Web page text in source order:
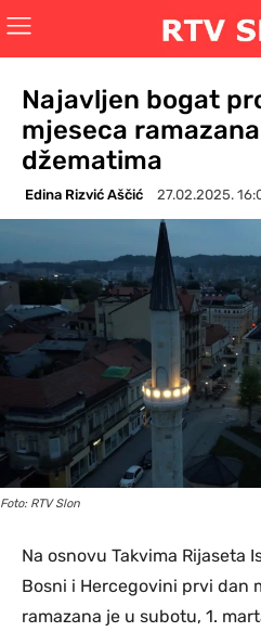
Najavljen bogat
mjeseca
džematima
Edina Rizvić Aščić 27.02.2025.
Foto: RTV Slon
Na osnovu Takvima Rijaseta
Bosni i Hercegovini prvi dan
ramazana je u subotu, 1.